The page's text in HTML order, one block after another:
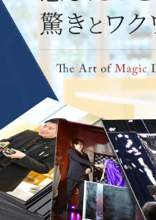
2026/07/02
静岡県 浜松
業様イベン
2026/07/13
2026,昭島市
2026/07/09
東京都 新橋
2026/07/06